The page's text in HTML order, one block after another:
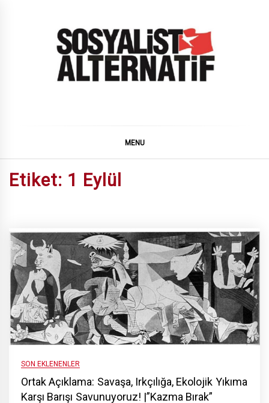
MENU
Etiket: 1 Eylül
SON EKLENENLER
Ortak Açıklama: Savaşa, Irkçılığa, Ekolojik Yıkıma
Karşı Barışı Savunuyoruz! |”Kazma Bırak”